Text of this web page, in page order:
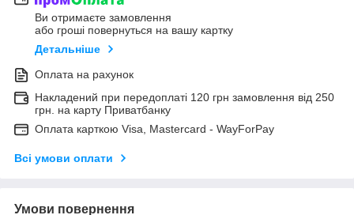
Ви отримаєте замовлення
або гроші повернуться на вашу картку
Детальніше
Оплата на рахунок
Накладений при передоплаті 120 грн замовлення від 250
грн. на карту Приватбанку
Оплата карткою Visa, Mastercard - WayForPay
Всі умови оплати
Умови повернення